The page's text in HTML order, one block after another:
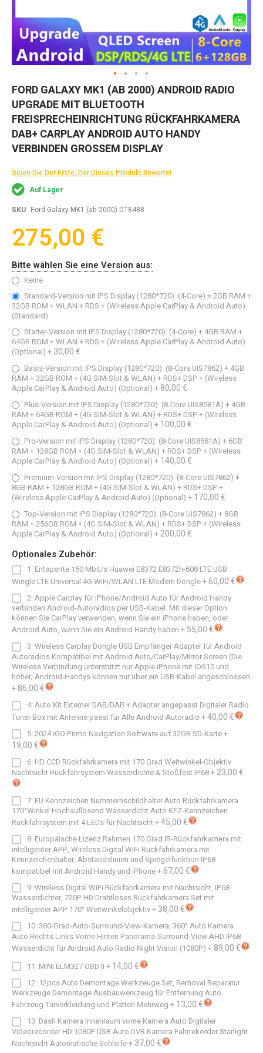
Zum
der
Bildgalerie
springen
FORD GALAXY MK1 (AB 2000) ANDROID RADIO
UPGRADE MIT BLUETOOTH
FREISPRECHEINRICHTUNG RÜCKFAHRKAMERA​
DAB+ CARPLAY ANDROID AUTO HANDY
VERBINDEN​ GROSSEM DISPLAY
Seien Sie Der Erste, Der Dieses Produkt Bewertet
Auf Lager
SKU Ford Galaxy MK1 (ab 2000) DT8488
275,00 €
Bitte wählen Sie eine Version aus:
Keine
Standard-Version‌ mit IPS Display (1280*720): (4-Core) + 2GB RAM +
32GB ROM + WLAN + RDS + (Wireless Apple CarPlay & Android Auto)
(Standard)
Starter-Version mit IPS Display (1280*720): (4-Core) + 4GB RAM +
64GB ROM + WLAN + RDS + (Wireless Apple CarPlay & Android Auto)
(Optional) + 30,00 €
Basis-Version mit IPS Display (1280*720): (8-Core UIS7862) + 4GB
RAM + 32GB ROM + (4G SIM-Slot & WLAN) + RDS+ DSP + (Wireless
Apple CarPlay & Android Auto) (Optional) + 80,00 €
Plus-Version mit IPS Display (1280*720): (8-Core UIS8581A) + 4GB
RAM + 64GB ROM + (4G SIM-Slot & WLAN) + RDS+ DSP + (Wireless
Apple CarPlay & Android Auto) (Optional) + 100,00 €
Pro-Version mit IPS Display (1280*720): (8-Core UIS8581A) + 6GB
RAM + 128GB ROM + (4G SIM-Slot & WLAN) + RDS+ DSP + (Wireless
Apple CarPlay & Android Auto) (Optional) + 140,00 €
Premium-Version mit IPS Display (1280*720): (8-Core UIS7862) +
8GB RAM + 128GB ROM + (4G SIM-Slot & WLAN) + RDS+ DSP +
(Wireless Apple CarPlay & Android Auto) (Optional) + 170,00 €
Top-Version mit IPS Display (1280*720): (8-Core UIS7862) + 8GB
RAM + 256GB ROM + (4G SIM-Slot & WLAN) + RDS+ DSP + (Wireless
Apple CarPlay & Android Auto) (Optional) +200,00 €
Optionales Zubehör:
1: Entsperrte 150 Mbit/s Huawei E8372 E8372h-608 LTE USB
Wingle LTE Universal 4G WiFi/WLAN LTE Modem Dongle+60,00 €
2: Apple Carplay für iPhone/Android Auto für Android Handy
verbinden Android-Autoradios per USB-Kabel. Mit dieser Option
können Sie CarPlay verwenden, wenn Sie ein iPhone haben, oder
Android Auto, wenn Sie ein Android Handy haben + 55,00 €
3: Wireless Carplay Dongle USB Empfänger Adapter für Android
Autoradios Kompatibel mit Android Auto/CarPlay/Mirror Screen (Die
Wireless Verbindung unterstützt nur Apple iPhone mit IOS10 und
höher; Android-Handys können nur über ein USB-Kabel angeschlossen
+ 86,00 €
4: Auto Kit Externer DAB/DAB + Adapter angepasst Digitaler Radio
Tuner Box mit Antenne passt für Alle Android Autoradio +40,00 €
5: 2024 iGO Primo Navigation Software auf 32GB SD-Karte+
19,00 €
6: HD CCD Rückfahrkamera mit 170 Grad Weitwinkel-Objektiv
Nachtsicht Rückfahrsystem Wasserdichte & Stoßfest IP68+23,00 €
7: EU Kennzeichen Nummernschildhalter Auto Rückfahrkamera
170°Winkel Hochauflösend Wasserdicht Auto KFZ-Kennzeichen
Rückfahrsystem mit 4 LEDs für Nachtsicht+45,00 €
8: Europäische Lizenz Rahmen 170 Grad IR-Rückfahrkamera mit
intelligenter APP, Wireless Digital WiFi Rückfahrkamera mit
Kennzeichenhalter, Abstandslinien und Spiegelfunktion IP68
kompatibel mit Android Handy und iPhone+67,00 €
9: Wireless Digital WiFi Rückfahrkamera mit Nachtsicht, IP68
Wasserdichter, 720P HD Drahtloses Rückfahrkamera Set mit
intelligenter APP 170° Weitwinkelobjektiv+ 38,00 €
10: 360-Grad-Auto-Surround-View-Kamera, 360° Auto Kamera
Auto Rechts Links Vorne Hinten Panorama-Surround-View AHD IP68
Wasserdicht für Android Auto Radio Night Vision (1080P) + 89,00 €
11: MINI ELM327 OBD II + 14,00 €
12: 12pcs Auto Demontage Werkzeuge Set, Removal Reparatur
Werkzeuge Demontage Ausbauwerkzeug für Entfernung Auto
Fahrzeug Türverkleidung und Platten Mehrweg + 13,00 €
13: Dash Kamera Innenraum vorne Kamera Auto Digitaler
Videorecorder HD 1080P USB Auto DVR Kamera Fahrrekorder Starlight
Nachtsicht Automatische Schleife+ 37,00 €